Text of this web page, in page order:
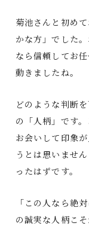
菊池さんと初め
かな方」でした
なら信頼してお
動きましたね。
どのような判断
の「人柄」です
お会いして印象
うとは思いませ
ったはずです。
「この人なら絶
の誠実な人柄こ